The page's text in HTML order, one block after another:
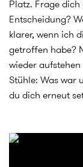
Platz. Frage
Entscheidung?
klarer, wenn ich
getroffen habe?
wieder
Stühle: Was war
du dich erneut